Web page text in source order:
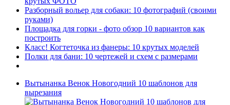
Разборный вольер для собаки: 10 фотографий (своими
руками)
Площадка для горки - фото обзор 10 вариантов как
построить
Класс! Когтеточка из фанеры: 10 крутых моделей
Полки для бани: 10 чертежей и схем с размерами
Вытынанка Венок Новогодний 10 шаблонов для
вырезания